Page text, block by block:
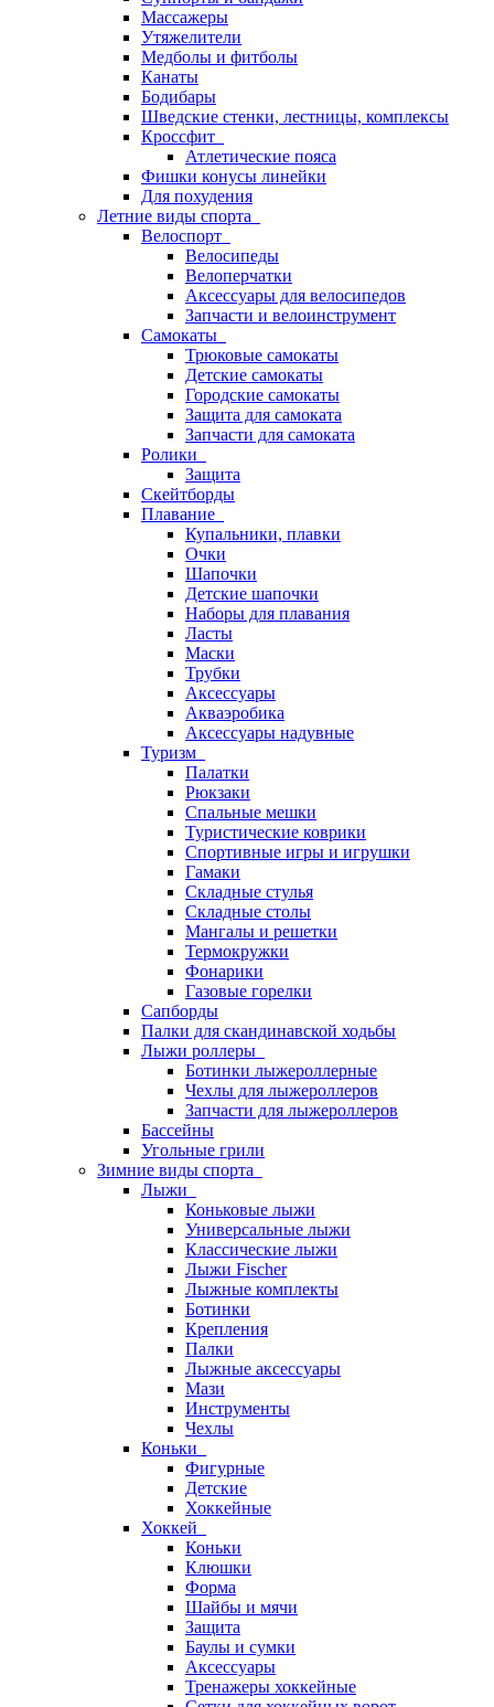
Массажеры
Утяжелители
Медболы и фитболы
Канаты
Бодибары
Шведские стенки, лестницы, комплексы
Кроссфит
Атлетические пояса
Фишки конусы линейки
Для похудения
Летние виды спорта
Велоспорт
Велосипеды
Велоперчатки
Аксессуары для велосипедов
Запчасти и велоинструмент
Самокаты
Трюковые самокаты
Детские самокаты
Городские самокаты
Защита для самоката
Запчасти для самоката
Ролики
Защита
Скейтборды
Плавание
Купальники, плавки
Очки
Шапочки
Детские шапочки
Наборы для плавания
Ласты
Маски
Трубки
Аксессуары
Акваэробика
Аксессуары надувные
Туризм
Палатки
Рюкзаки
Спальные мешки
Туристические коврики
Спортивные игры и игрушки
Гамаки
Складные стулья
Складные столы
Мангалы и решетки
Термокружки
Фонарики
Газовые горелки
Сапборды
Палки для скандинавской ходьбы
Лыжи роллеры
Ботинки лыжероллерные
Чехлы для лыжероллеров
Запчасти для лыжероллеров
Бассейны
Угольные грили
Зимние виды спорта
Лыжи
Коньковые лыжи
Универсальные лыжи
Классические лыжи
Лыжи Fischer
Лыжные комплекты
Ботинки
Крепления
Палки
Лыжные аксессуары
Мази
Инструменты
Чехлы
Коньки
Фигурные
Детские
Хоккейные
Хоккей
Коньки
Клюшки
Форма
Шайбы и мячи
Защита
Баулы и сумки
Аксессуары
Тренажеры хоккейные